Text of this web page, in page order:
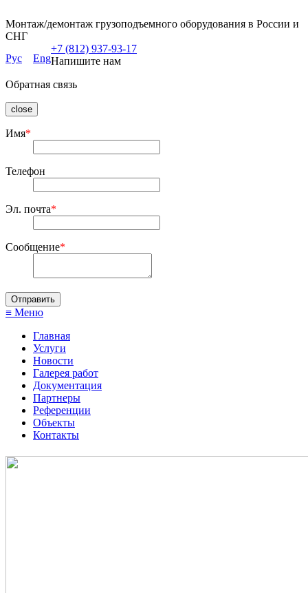
Монтаж/демонтаж грузоподъемного оборудования в России и
СНГ
Рус
Eng
+7 (812) 937-93-17
Напишите нам
Обратная связь
close
Имя*
Телефон
Эл. почта*
Сообщение*
≡ Меню
Главная
Услуги
Новости
Галерея работ
Документация
Партнеры
Референции
Объекты
Контакты